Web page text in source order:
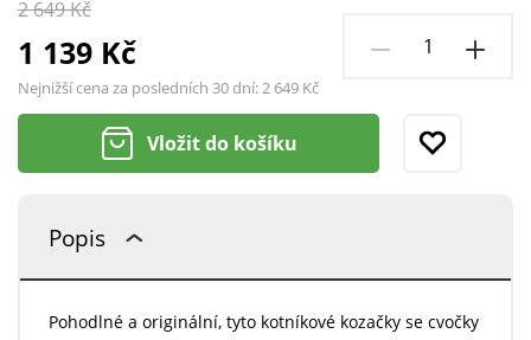
2 649 Kč
1 139 Kč
Nejnižší cena za posledních 30 dní:2 649 Kč
Vložit do košíku
Popis
Pohodlné a originální, tyto kotníkové kozačky se cvočky